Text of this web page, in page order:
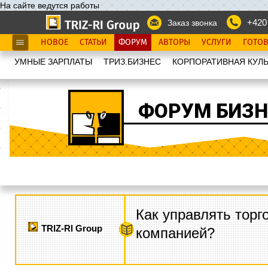
На сайте ведутся работы
Заказ звонка
НОВОЕ СТАТЬИ ФОРУМ АВТОРЫ УСЛУГИ
УМНЫЕ ЗАРПЛАТЫ ТРИЗ.БИЗНЕС КОРПОРАТИВНАЯ
ФОРУМ
TRIZ-RI Group
Как управлять
компанией?